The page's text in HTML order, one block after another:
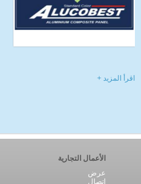
اقرأ المزيد +
الأعمال التجارية
عرض
اتصال